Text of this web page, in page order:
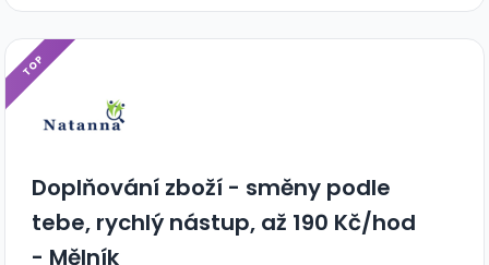
TOP
Doplňování zboží - směny podle
tebe, rychlý nástup, až 190 Kč/hod
- Mělník